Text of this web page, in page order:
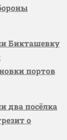
Бикташевку
портов
два посёлка
о